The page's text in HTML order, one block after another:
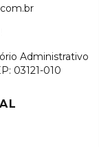
Administrativo
03121-010